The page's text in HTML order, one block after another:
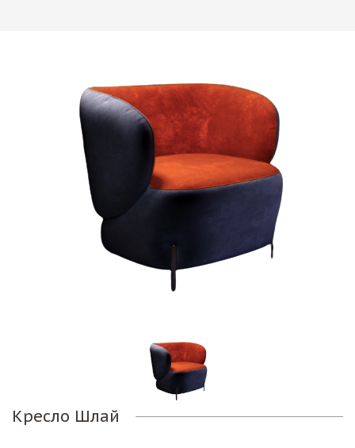
Кресло Шлай